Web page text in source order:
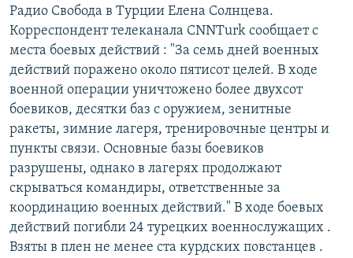
Все сайты РСЕ/РС
Радио Свобода в Турции Елена Солнцева.
Корреспондент телеканала CNNTurk сообщает с
места боевых действий : "За семь дней военных
действий поражено около пятисот целей. В ходе
военной операции уничтожено более двухсот
боевиков, десятки баз с оружием, зенитные
ракеты, зимние лагеря, тренировочные центры и
пункты связи. Основные базы боевиков
разрушены, однако в лагерях продолжают
скрываться командиры, ответственные за
координацию военных действий." В ходе боевых
действий погибли 24 турецких военнослужащих .
Взяты в плен не менее ста курдских повстанцев .